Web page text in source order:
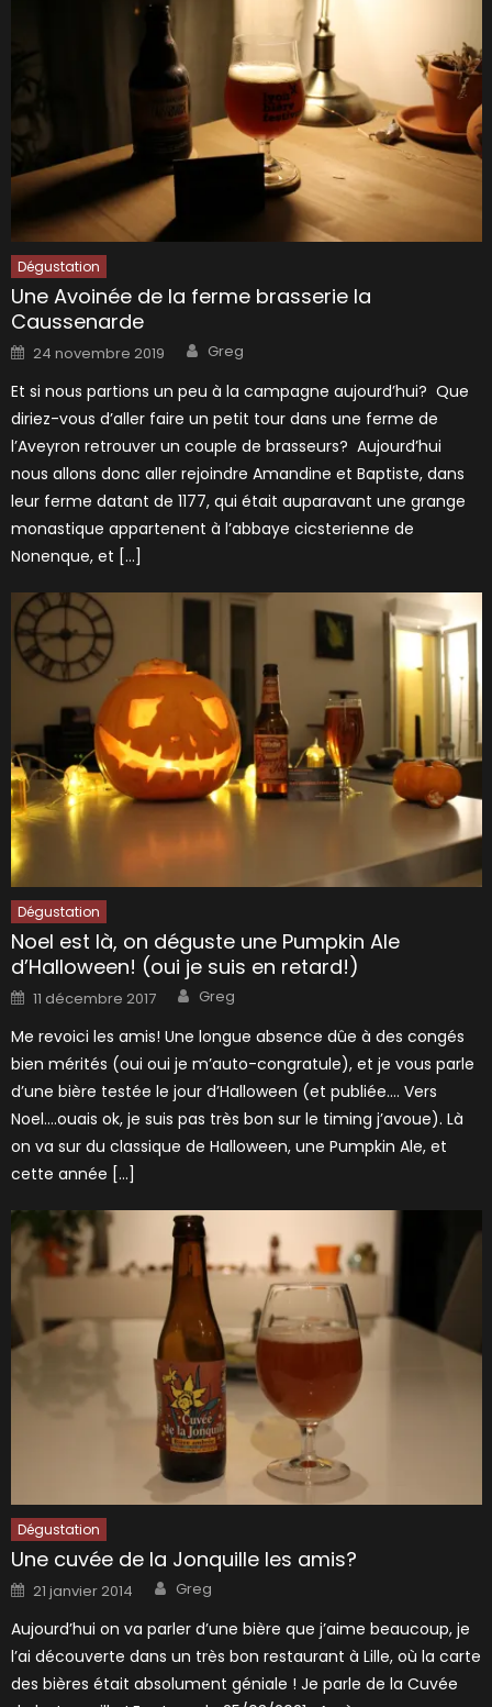
Dégustation
Une Avoinée de la ferme brasserie la
Caussenarde
Posted
on
24 novembre 2019 Author
Greg
Et si nous partions un peu à la campagne aujourd’hui? Que
diriez-vous d’aller faire un petit tour dans une ferme de
l’Aveyron retrouver un couple de brasseurs? Aujourd’hui
nous allons donc aller rejoindre Amandine et Baptiste, dans
leur ferme datant de 1177, qui était auparavant une grange
monastique appartenent à l’abbaye cicsterienne de
Nonenque, et […]
Dégustation
Noel est là, on déguste une Pumpkin Ale
d’Halloween! (oui je suis en retard!)
Posted
on
11 décembre 2017 Author
Greg
Me revoici les amis! Une longue absence dûe à des congés
bien mérités (oui oui je m’auto-congratule), et je vous parle
d’une bière testée le jour d’Halloween (et publiée…. Vers
Noel….ouais ok, je suis pas très bon sur le timing j’avoue). Là
on va sur du classique de Halloween, une Pumpkin Ale, et
cette année […]
Dégustation
Une cuvée de la Jonquille les amis?
Posted
on
21 janvier 2014 Author
Greg
Aujourd’hui on va parler d’une bière que j’aime beaucoup, je
l’ai découverte dans un très bon restaurant à Lille, où la carte
des bières était absolument géniale ! Je parle de la Cuvée